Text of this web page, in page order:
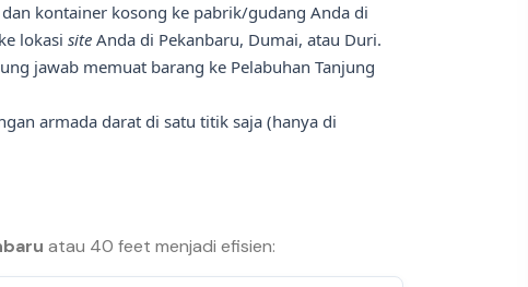
kontainer kosong ke pabrik/gudang Anda di
lokasi site Anda di Pekanbaru, Dumai, atau Duri.
jawab memuat barang ke Pelabuhan Tanjung
armada darat di satu titik saja (hanya di
atau 40 feet menjadi efisien: